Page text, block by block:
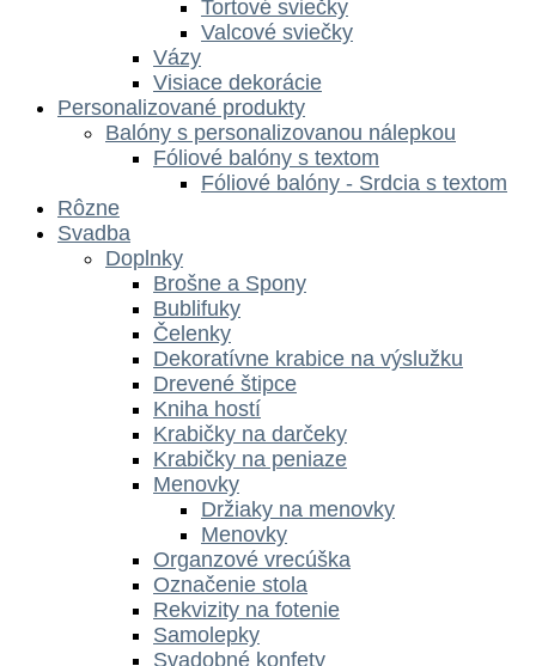
Tortové sviečky
Valcové sviečky
Vázy
Visiace dekorácie
Personalizované produkty
Balóny s personalizovanou nálepkou
Fóliové balóny s textom
Fóliové balóny - Srdcia s textom
Rôzne
Svadba
Doplnky
Brošne a Spony
Bublifuky
Čelenky
Dekoratívne krabice na výslužku
Drevené štipce
Kniha hostí
Krabičky na darčeky
Krabičky na peniaze
Menovky
Držiaky na menovky
Menovky
Organzové vrecúška
Označenie stola
Rekvizity na fotenie
Samolepky
Svadobné konfety